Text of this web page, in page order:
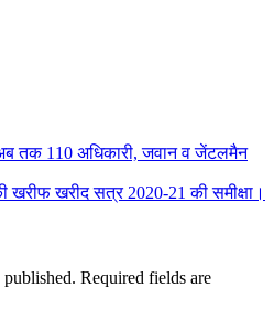
तक 110 अधिकारी, जवान व जेंटलमैन
खरीफ खरीद सत्र 2020-21 की समीक्षा।
Required fields are